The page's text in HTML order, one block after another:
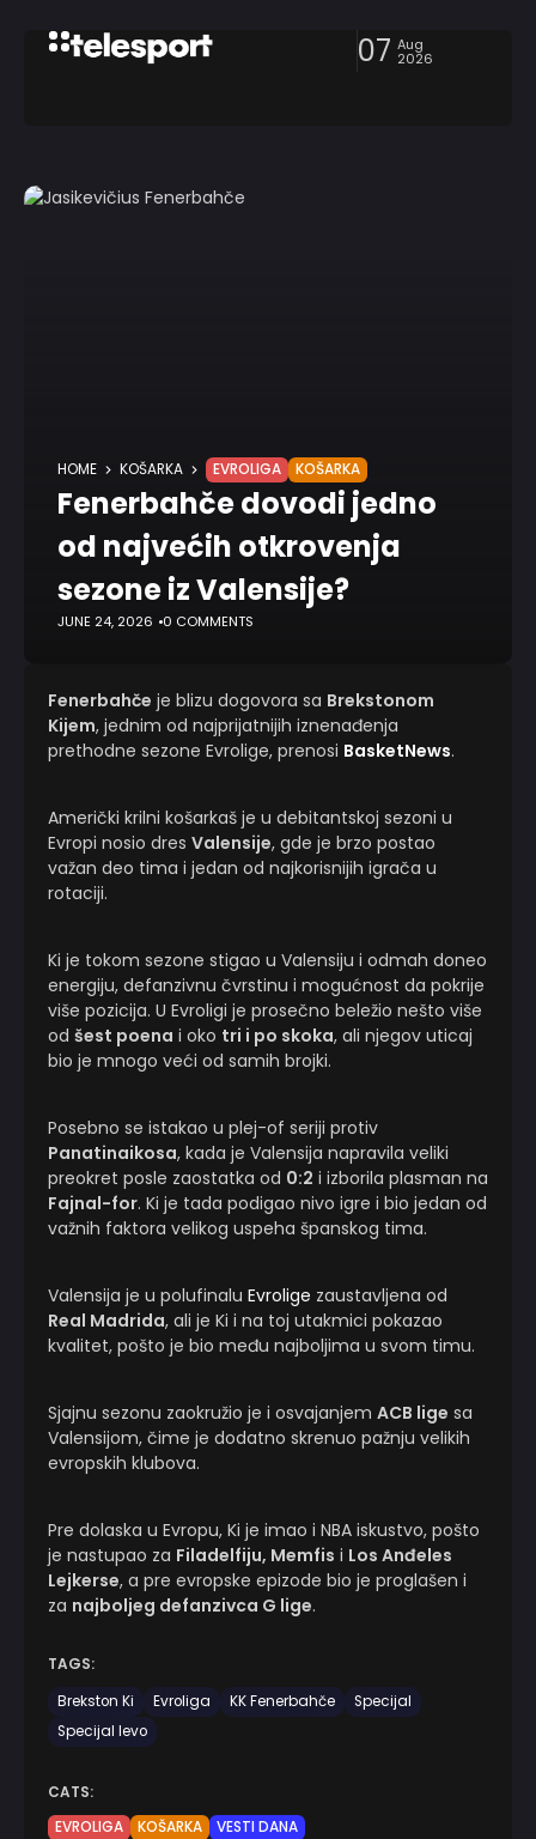
07 Aug
2026
HOME KOŠARKA EVROLIGA KOŠARKA
Fenerbahče dovodi jedno
od najvećih otkrovenja
sezone iz Valensije?
JUNE 24, 2026 0 COMMENTS
Fenerbahče je blizu dogovora sa Brekstonom
Kijem, jednim od najprijatnijih iznenađenja
prethodne sezone Evrolige, prenosi BasketNews.
Američki krilni košarkaš je u debitantskoj sezoni u
Evropi nosio dres Valensije, gde je brzo postao
važan deo tima i jedan od najkorisnijih igrača u
rotaciji.
Ki je tokom sezone stigao u Valensiju i odmah doneo
energiju, defanzivnu čvrstinu i mogućnost da pokrije
više pozicija. U Evroligi je prosečno beležio nešto više
od šest poena i oko tri i po skoka, ali njegov uticaj
bio je mnogo veći od samih brojki.
Posebno se istakao u plej-of seriji protiv
Panatinaikosa, kada je Valensija napravila veliki
preokret posle zaostatka od 0:2 i izborila plasman na
Fajnal-for. Ki je tada podigao nivo igre i bio jedan od
važnih faktora velikog uspeha španskog tima.
Valensija je u polufinalu Evrolige zaustavljena od
Real Madrida, ali je Ki i na toj utakmici pokazao
kvalitet, pošto je bio među najboljima u svom timu.
Sjajnu sezonu zaokružio je i osvajanjem ACB lige sa
Valensijom, čime je dodatno skrenuo pažnju velikih
evropskih klubova.
Pre dolaska u Evropu, Ki je imao i NBA iskustvo, pošto
je nastupao za Filadelfiju, Memfis i Los Anđeles
Lejkerse, a pre evropske epizode bio je proglašen i
za najboljeg defanzivca G lige.
TAGS:
Brekston Ki
Evroliga KK Fenerbahče
Specijal
Specijal levo
CATS:
EVROLIGA
KOŠARKA VESTI DANA